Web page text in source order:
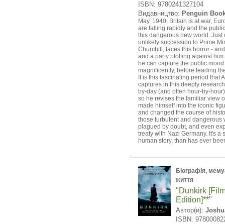
ISBN: 9780241327104
Видавництво: Penguin
May, 1940. Britain is at war,
are falling rapidly and the
this dangerous new world. Just
unlikely succession to Prime
Churchill, faces this horror -
and a party plotting against
he can capture the public
magnificently, before leading
It is this fascinating period that
captures in this deeply
by-day (and often hour-by-
so he revises the familiar view
made himself into the iconic
and changed the course of
those turbulent and dangerous
plagued by doubt, and even
treaty with Nazi Germany. It's a
human story, than has ever
Біографія,
життя
"Dunkirk
Edition]**"
Автор(и):
ISBN: